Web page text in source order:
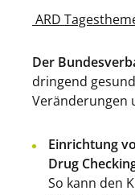
ARD
Der
dringend
Veränderungen
Einrichtung
Drug
So kann den